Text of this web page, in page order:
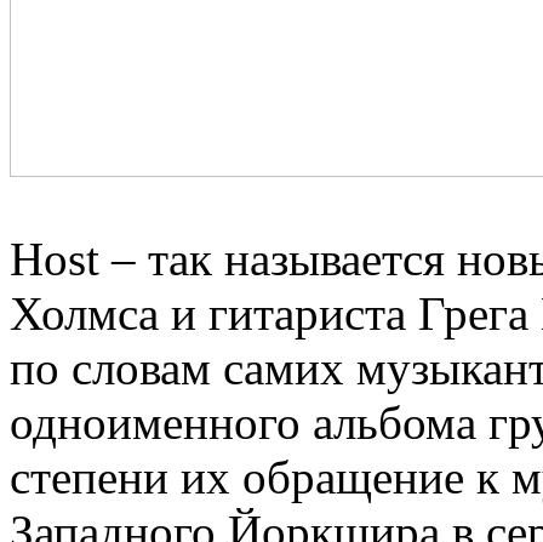
Host – так называется
Холмса и гитариста
по словам самих
одноименного альбома
степени их обращение к